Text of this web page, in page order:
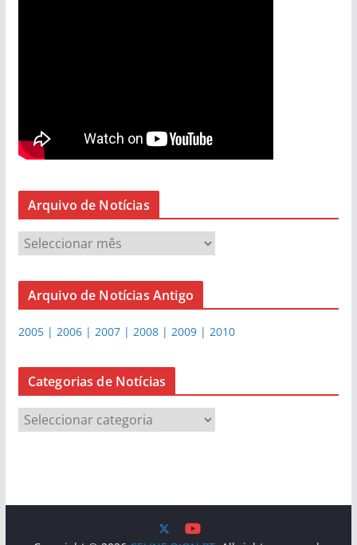
Arquivo de Notícias
r
q
v
e
N
Arquivo de Notícias Antigo
2005 | 2006 | 2007 | 2008 | 2009 | 2010
Categorias de Notícias
a